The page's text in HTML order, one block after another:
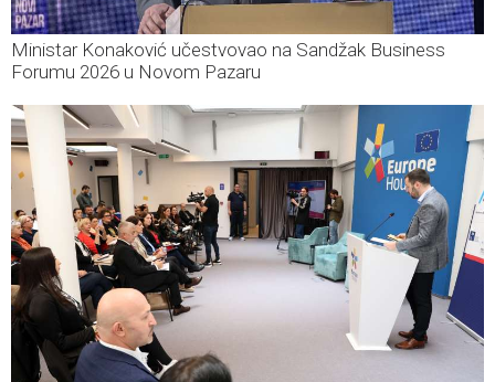
Ministar Konaković učestvovao na Sandžak Business
Forumu 2026 u Novom Pazaru